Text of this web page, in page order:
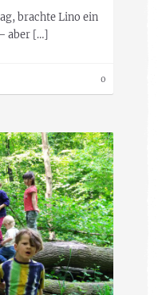
brachte Lino ein
aber […]
0